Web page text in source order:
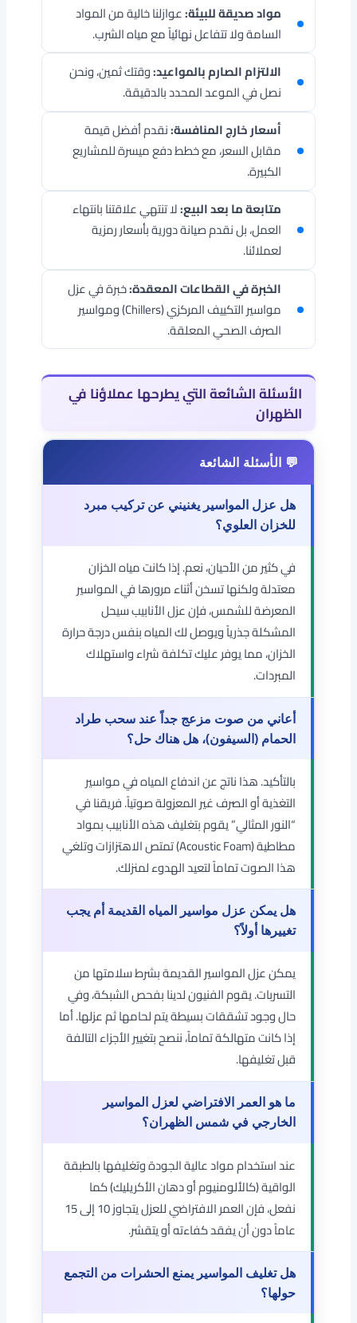
مواد صديقة للبيئة:عوازلنا خالية من المواد
السامة ولا تتفاعل نهائياً مع مياه الشرب.
الالتزام الصارم بالمواعيد:وقتك ثمين، ونحن
نصل في الموعد المحدد بالدقيقة.
أسعار خارج المنافسة:نقدم أفضل قيمة
مقابل السعر، مع خطط دفع ميسرة للمشاريع
الكبيرة.
متابعة ما بعد البيع:لا تنتهي علاقتنا بانتهاء
العمل، بل نقدم صيانة دورية بأسعار رمزية
لعملائنا.
الخبرة في القطاعات المعقدة:خبرة في عزل
مواسير التكييف المركزي (Chillers) ومواسير
الصرف الصحي المعلقة.
الأسئلة الشائعة التي يطرحها عملاؤنا في
الظهران
هل عزل المواسير يغنيني عن تركيب مبرد
للخزان العلوي؟
في كثير من الأحيان، نعم. إذا كانت مياه الخزان
معتدلة ولكنها تسخن أثناء مرورها في المواسير
المعرضة للشمس، فإن عزل الأنابيب سيحل
المشكلة جذرياً ويوصل لك المياه بنفس درجة حرارة
الخزان، مما يوفر عليك تكلفة شراء واستهلاك
المبردات.
أعاني من صوت مزعج جداً عند سحب طراد
الحمام (السيفون)، هل هناك حل؟
بالتأكيد. هذا ناتج عن اندفاع المياه في مواسير
التغذية أو الصرف غير المعزولة صوتياً. فريقنا في
“النور المثالي” يقوم بتغليف هذه الأنابيب بمواد
مطاطية (Acoustic Foam) تمتص الاهتزازات وتلغي
هذا الصوت تماماً لتعيد الهدوء لمنزلك.
هل يمكن عزل مواسير المياه القديمة أم يجب
تغييرها أولاً؟
يمكن عزل المواسير القديمة بشرط سلامتها من
التسربات. يقوم الفنيون لدينا بفحص الشبكة، وفي
حال وجود تشققات بسيطة يتم لحامها ثم عزلها. أما
إذا كانت متهالكة تماماً، ننصح بتغيير الأجزاء التالفة
قبل تغليفها.
ما هو العمر الافتراضي لعزل المواسير
الخارجي في شمس الظهران؟
عند استخدام مواد عالية الجودة وتغليفها بالطبقة
الواقية (كالألومنيوم أو دهان الأكريليك) كما
نفعل، فإن العمر الافتراضي للعزل يتجاوز 10 إلى 15
عاماً دون أن يفقد كفاءته أو يتقشر.
هل تغليف المواسير يمنع الحشرات من التجمع
حولها؟